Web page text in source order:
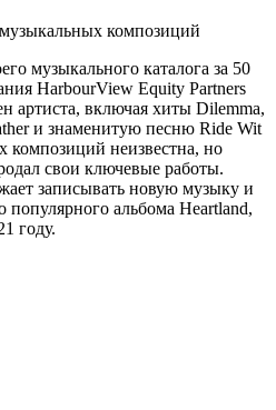
музыкального каталога за 50
HarbourView Equity Partners
артиста, включая хиты Dilemma,
и знаменитую песню Ride Wit
композиций неизвестна, но
свои ключевые работы.
записывать новую музыку и
популярного альбома Heartland,
году.